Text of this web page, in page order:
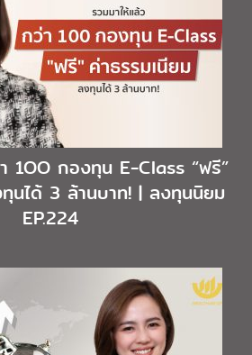
1OO กองทุน E-Class “ฟรี”
นได้ 3 ล้านบาท! | ลงทุนนิยม
EP.224